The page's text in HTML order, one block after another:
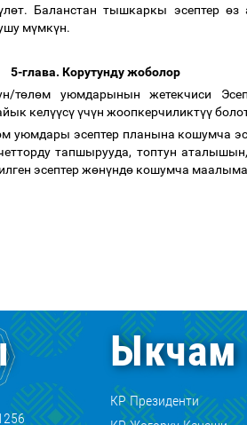
лөт. Баланстан тышкаркы эсептерөз
мүмкүн.
5-глава. Корутунду жоболор
төлөм уюмдарынын жетекчиси
келүүсүүчүн жоопкерчиликтүү
м уюмдары эсептер планына кошумча
тапшырууда, топтун
эсептер жөнүндө кошумча
Ыкчам
КР Президенти